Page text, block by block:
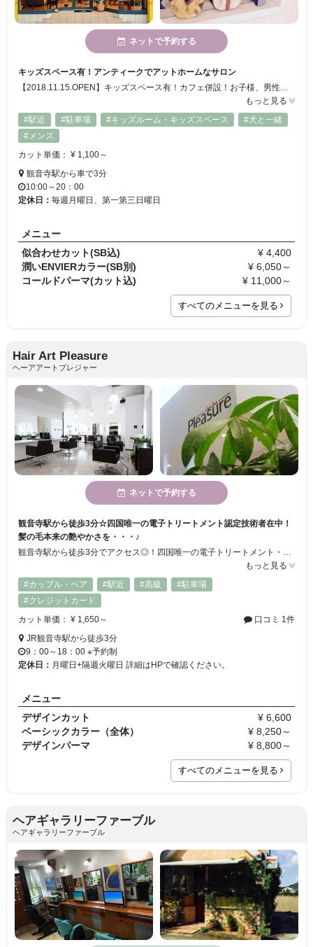
ネットで予約する
キッズスペース有！アンティークでアットホームなサロン
もっと見る
#駅近
#駐車場 #キッズルーム・キッズスペース
#犬と一緒
#メンズ
カット単価： ¥ 1,100～
観音寺駅から車で3分
10:00～20：00
定休日： 毎週月曜日、第一第三日曜日
メニュー
似合わせカット(SB込)
¥ 4,400
潤いENVIERカラー(SB別)
¥ 6,050～
コールドパーマ(カット込)
¥ 11,000～
すべてのメニューを見る
Hair Art Pleasure
ヘーアアートプレジャー
ネットで予約する
観音寺駅から徒歩3分☆四国唯一の電子トリートメント認定技術者在中！
髪の毛本来の艶やかさを・・・♪
観音寺駅から徒歩3分でアクセス◎！四国唯一の電子トリートメント・クリニックカット(R)・リセッターカット認定技術者在席！髪の毛本来の艶やかさ、美しさを引き出すトリートメントメニューも豊富・・・♪明るく高技術なスタイリストが心を込めて施術いたします...+。*
もっと見る
#カップル・ペア
#駅近 #高級
#駐車場
#クレジットカード
カット単価： ¥ 1,650～
口コミ 1件
JR観音寺駅から徒歩3分
9：00～18：00 ※予約制
定休日： 月曜日+隔週火曜日 詳細はHPで確認ください。
メニュー
デザインカット
¥ 6,600
ベーシックカラー（全体）
¥ 8,250～
デザインパーマ
¥ 8,800～
すべてのメニューを見る
ヘアギャラリーファーブル
ヘアギャラリーファーブル